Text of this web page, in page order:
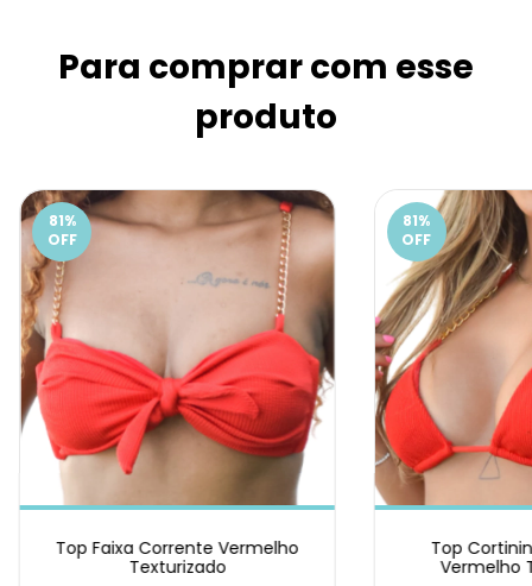
Para comprar com esse
produto
81%
OFF
Top Faixa Corrente Vermelho
Texturizado
81%
OFF
Top
Vermelho